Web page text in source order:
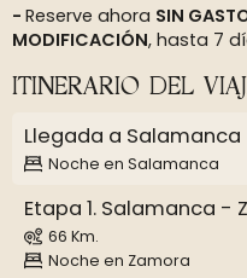
Reserve ahora SIN
MODIFICACIÓN, hasta 7
ITINERARIO DEL
Llegada a Salamanca
Noche en Salamanca
Etapa 1. Salamanca -
66 Km.
Noche en Zamora